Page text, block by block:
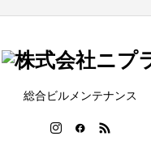
総合ビルメンテナンス